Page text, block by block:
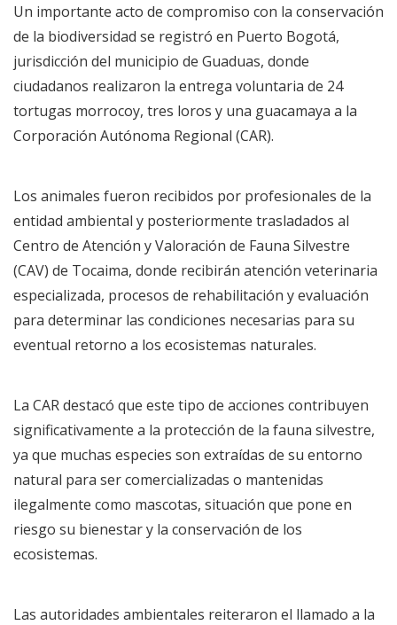
Un importante acto de compromiso con la conservación
de la biodiversidad se registró en Puerto Bogotá,
jurisdicción del municipio de Guaduas, donde
ciudadanos realizaron la entrega voluntaria de 24
tortugas morrocoy, tres loros y una guacamaya a la
Corporación Autónoma Regional (CAR).
Los animales fueron recibidos por profesionales de la
entidad ambiental y posteriormente trasladados al
Centro de Atención y Valoración de Fauna Silvestre
(CAV) de Tocaima, donde recibirán atención veterinaria
especializada, procesos de rehabilitación y evaluación
para determinar las condiciones necesarias para su
eventual retorno a los ecosistemas naturales.
La CAR destacó que este tipo de acciones contribuyen
significativamente a la protección de la fauna silvestre,
ya que muchas especies son extraídas de su entorno
natural para ser comercializadas o mantenidas
ilegalmente como mascotas, situación que pone en
riesgo su bienestar y la conservación de los
ecosistemas.
Las autoridades ambientales reiteraron el llamado a la